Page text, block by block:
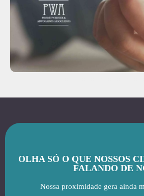
OLHA SÓ O QUE NOSSOS
FALANDO DE
Nossa proximidade gera ainda